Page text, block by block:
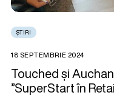
ȘTIRI
18 SEPTEMBRIE 2024
Touched și
”SuperStart în